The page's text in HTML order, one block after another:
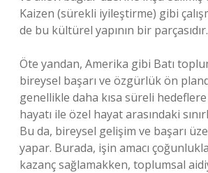
Kaizen (sürekli iyileştirme) gibi
de bu kültürel yapının bir parçasıdır.
Öte yandan, Amerika gibi Batı
bireysel başarı ve özgürlük ön
genellikle daha kısa süreli
hayatı ile özel hayat arasındaki
Bu da, bireysel gelişim ve başarı
yapar. Burada, işin amacı
kazanç sağlamakken, toplumsal